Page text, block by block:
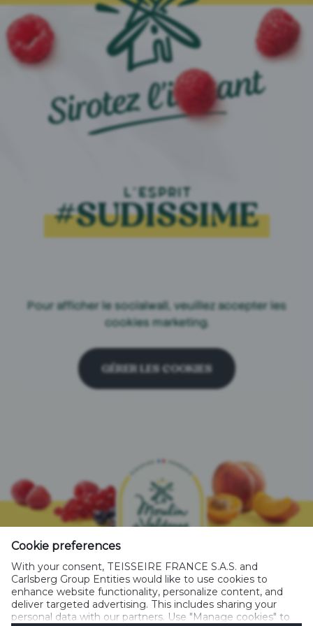
L'ESPRIT
#SUDISSIME
Pour afficher le socialwall, veuillez accepter les
cookies marketing.
GÉRER LES COOKIES
Instagram - nouvelle fenêtre
Facebook - nouvelle fenêtre
CARACTÉRISTIQUE ENVIRONNEMENTALES
Cookie preferences
With your consent, TEISSEIRE FRANCE S.A.S. and
Carlsberg Group Entities would like to use cookies to
enhance website functionality, personalize content, and
deliver targeted advertising. This includes sharing your
personal data with our partners. Use "Manage cookies" to